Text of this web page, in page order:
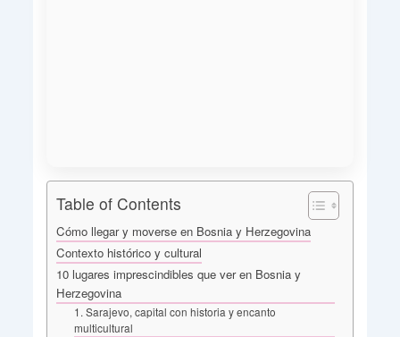
Table of Contents
Cómo llegar y moverse en Bosnia y Herzegovina
Contexto histórico y cultural
10 lugares imprescindibles que ver en Bosnia y
Herzegovina
1. Sarajevo, capital con historia y encanto
multicultural